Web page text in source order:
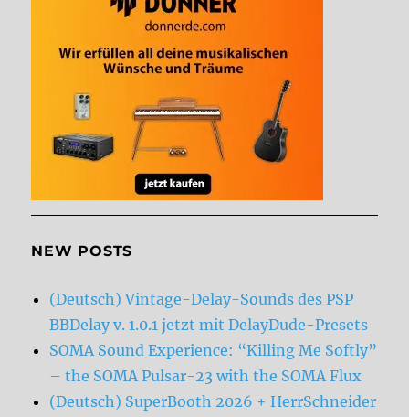
NEW POSTS
(Deutsch) Vintage-Delay-Sounds des PSP
BBDelay v. 1.0.1 jetzt mit DelayDude-Presets
SOMA Sound Experience: “Killing Me Softly”
– the SOMA Pulsar-23 with the SOMA Flux
(Deutsch) SuperBooth 2026 + HerrSchneider